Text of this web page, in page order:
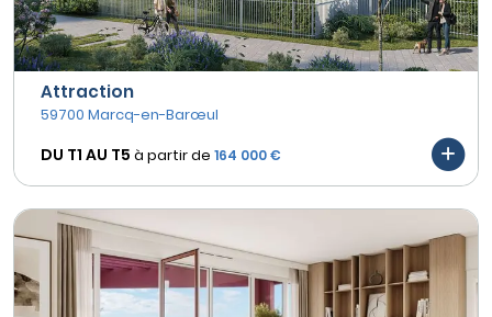
Attraction
59700 Marcq-en-Barœul
DU T1 AU T5 à partir de 164 000 €